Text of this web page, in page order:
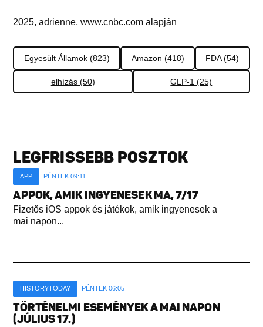
2025, adrienne, www.cnbc.com alapján
Egyesült Államok (823) Amazon (418) FDA (54)
elhízás (50) GLP-1 (25)
LEGFRISSEBB POSZTOK
APP PÉNTEK 09:11
APPOK, AMIK INGYENESEK MA, 7/17
Fizetős iOS appok és játékok, amik ingyenesek a
mai napon...
HISTORYTODAY PÉNTEK 06:05
TÖRTÉNELMI ESEMÉNYEK A MAI NAPON
(JÚLIUS 17.)